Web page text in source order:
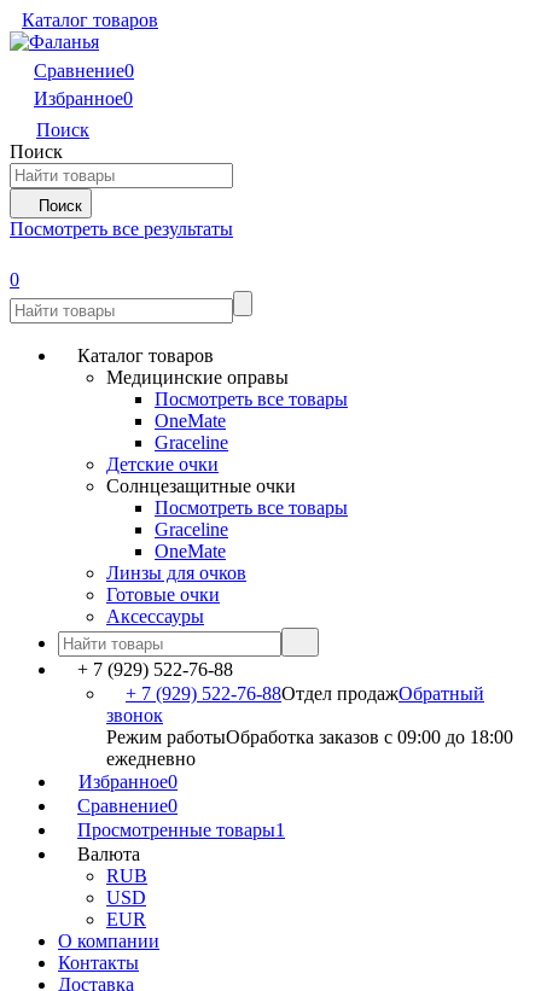
Каталог товаров
Сравнение0
Избранное0
Поиск
Поиск
Поиск
Посмотреть все результаты
0
Каталог товаров
Медицинские оправы
Посмотреть все товары
OneMate
Graceline
Детские очки
Солнцезащитные очки
Посмотреть все товары
Graceline
OneMate
Линзы для очков
Готовые очки
Аксессауры
+ 7 (929) 522-76-88
+ 7 (929) 522-76-88Отдел продажОбратный
звонок
Режим работыОбработка заказов с 09:00 до 18:00
ежедневно
Избранное0
Сравнение0
Просмотренные товары1
Валюта
RUB
USD
EUR
О компании
Контакты
Доставка